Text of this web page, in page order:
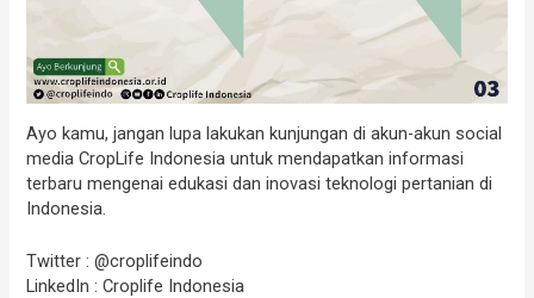
Ayo kamu, jangan lupa lakukan kunjungan di akun-akun social
media CropLife Indonesia untuk mendapatkan informasi
terbaru mengenai edukasi dan inovasi teknologi pertanian di
Indonesia.
Twitter : @croplifeindo
LinkedIn : Croplife Indonesia